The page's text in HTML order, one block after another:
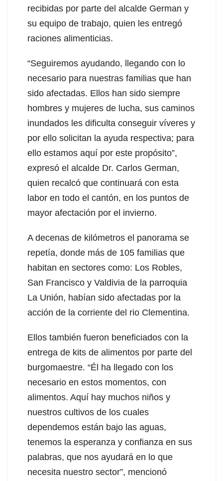
recibidas por parte del alcalde German y
su equipo de trabajo, quien les entregó
raciones alimenticias.
“Seguiremos ayudando, llegando con lo
necesario para nuestras familias que han
sido afectadas. Ellos han sido siempre
hombres y mujeres de lucha, sus caminos
inundados les dificulta conseguir víveres y
por ello solicitan la ayuda respectiva; para
ello estamos aquí por este propósito”,
expresó el alcalde Dr. Carlos German,
quien recalcó que continuará con esta
labor en todo el cantón, en los puntos de
mayor afectación por el invierno.
A decenas de kilómetros el panorama se
repetía, donde más de 105 familias que
habitan en sectores como: Los Robles,
San Francisco y Valdivia de la parroquia
La Unión, habían sido afectadas por la
acción de la corriente del rio Clementina.
Ellos también fueron beneficiados con la
entrega de kits de alimentos por parte del
burgomaestre. “Él ha llegado con los
necesario en estos momentos, con
alimentos. Aquí hay muchos niños y
nuestros cultivos de los cuales
dependemos están bajo las aguas,
tenemos la esperanza y confianza en sus
palabras, que nos ayudará en lo que
necesita nuestro sector”, mencionó